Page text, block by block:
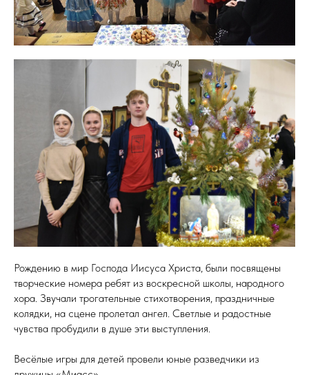
Рождению в мир Господа Иисуса Христа, были посвящены
творческие номера ребят из воскресной школы, народного
хора. Звучали трогательные стихотворения, праздничные
колядки, на сцене пролетал ангел. Светлые и радостные
чувства пробудили в душе эти выступления.
Весёлые игры для детей провели юные разведчики из